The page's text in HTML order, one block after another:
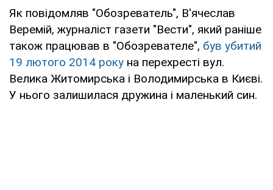
Як повідомляв "Обозреватель", В'ячеслав
Веремій, журналіст газети "Вести", який раніше
також працював в "Обозревателе", був убитий
19 лютого 2014 року на перехресті вул.
Велика Житомирська і Володимирська в Києві.
У нього залишилася дружина і маленький син.